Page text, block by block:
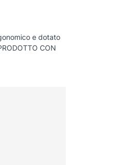
e dotato
CON